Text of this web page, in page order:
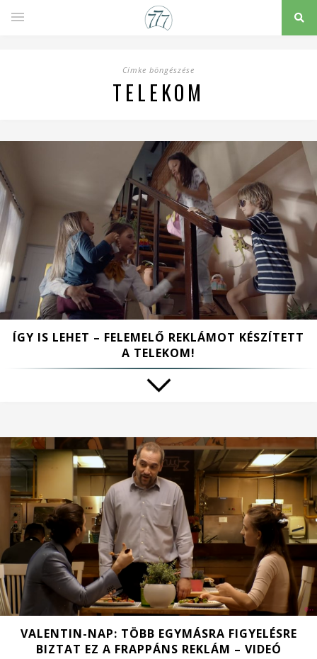
Címke böngészése
TELEKOM
ÍGY IS LEHET – FELEMELŐ REKLÁMOT KÉSZÍTETT
A TELEKOM!
VALENTIN-NAP: TÖBB EGYMÁSRA FIGYELÉSRE
BIZTAT EZ A FRAPPÁNS REKLÁM – VIDEÓ